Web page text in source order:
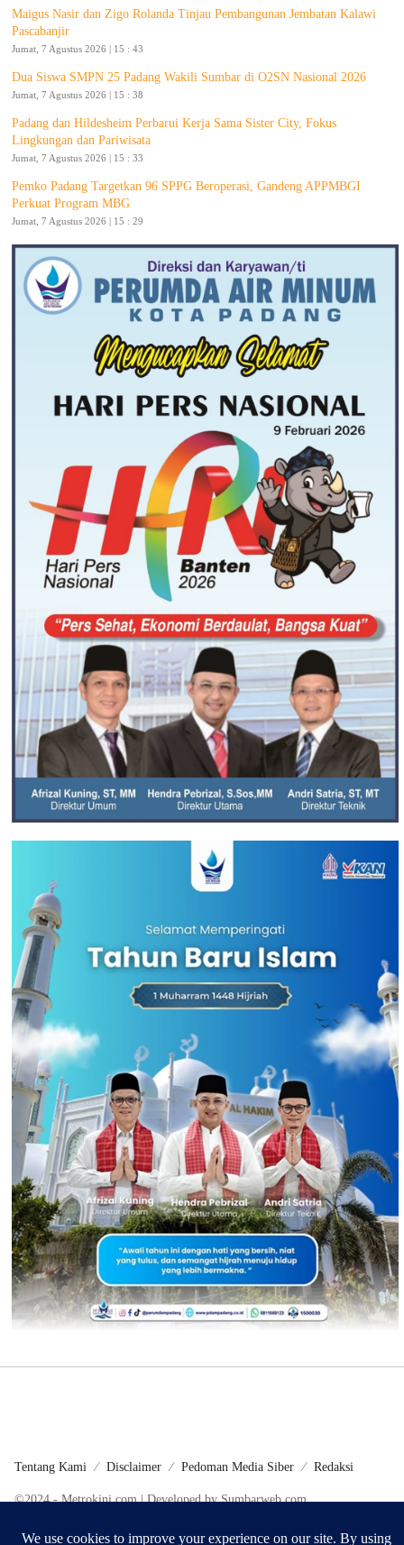
Maigus Nasir dan Zigo Rolanda Tinjau Pembangunan Jembatan Kalawi
Pascabanjir
Jumat, 7 Agustus 2026 | 15 : 43
Dua Siswa SMPN 25 Padang Wakili Sumbar di O2SN Nasional 2026
Jumat, 7 Agustus 2026 | 15 : 38
Padang dan Hildesheim Perbarui Kerja Sama Sister City, Fokus
Lingkungan dan Pariwisata
Jumat, 7 Agustus 2026 | 15 : 33
Pemko Padang Targetkan 96 SPPG Beroperasi, Gandeng APPMBGI
Perkuat Program MBG
Jumat, 7 Agustus 2026 | 15 : 29
Tentang Kami Disclaimer Pedoman Media Siber Redaksi
©2024 - Metrokini.com | Developed by Sumbarweb.com